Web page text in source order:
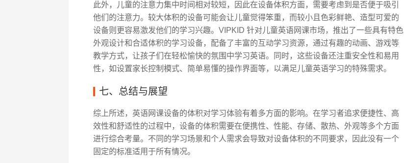
此外，儿童的注意力集中时间相对较短，因此在设备体积方面，需要考虑到是否便于吸引
他们的注意力。较大体积的设备可能会让儿童觉得笨重，而较小且色彩鲜艳、造型可爱的
设备则更容易激发他们的学习兴趣。VIPKID 针对儿童英语网课市场，推出了一些具有特色
外观设计和合适体积的学习设备，配备了丰富的互动学习资源，通过有趣的动画、游戏等
教学方式，让孩子们在轻松愉快的氛围中学习英语。同时，这些设备还注重安全性和易用
性，如设置家长控制模式、简单易懂的操作界面等，以满足儿童英语学习的特殊需求。
七、总结与展望
综上所述，英语网课设备的体积对学习体验有着多方面的影响。在学习者追求便捷性、高
效性和舒适性的过程中，设备的体积需要在便携性、性能、存储、散热、外观等多个方面
进行综合考量。不同的学习场景和个人需求会导致对设备体积的不同要求，因此没有一个
固定的标准适用于所有情况。